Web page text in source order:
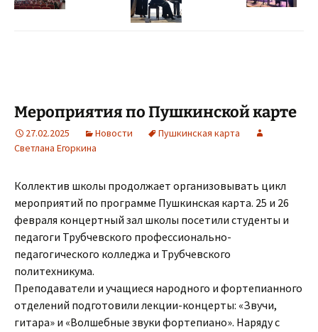
Мероприятия по Пушкинской карте
27.02.2025 Новости
Пушкинская карта
Светлана Егоркина
Коллектив школы продолжает организовывать цикл
мероприятий по программе Пушкинская карта. 25 и 26
февраля концертный зал школы посетили студенты и
педагоги Трубчевского профессионально-
педагогического колледжа и Трубчевского
политехникума.
Преподаватели и учащиеся народного и фортепианного
отделений подготовили лекции-концерты: «Звучи,
гитара» и «Волшебные звуки фортепиано». Наряду с